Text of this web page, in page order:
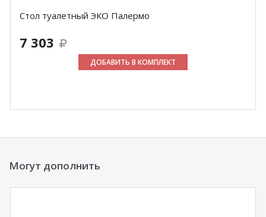
Стол туалетный ЭКО Палермо
7 303
ДОБАВИТЬ В КОМПЛЕКТ
Могут дополнить